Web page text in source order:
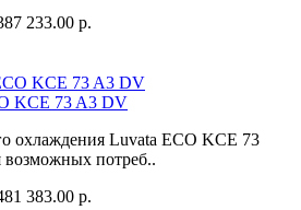
233.00 р.
KCE 73 A3 DV
охлаждения Luvata ECO KCE 73
возможных потреб..
383.00 р.